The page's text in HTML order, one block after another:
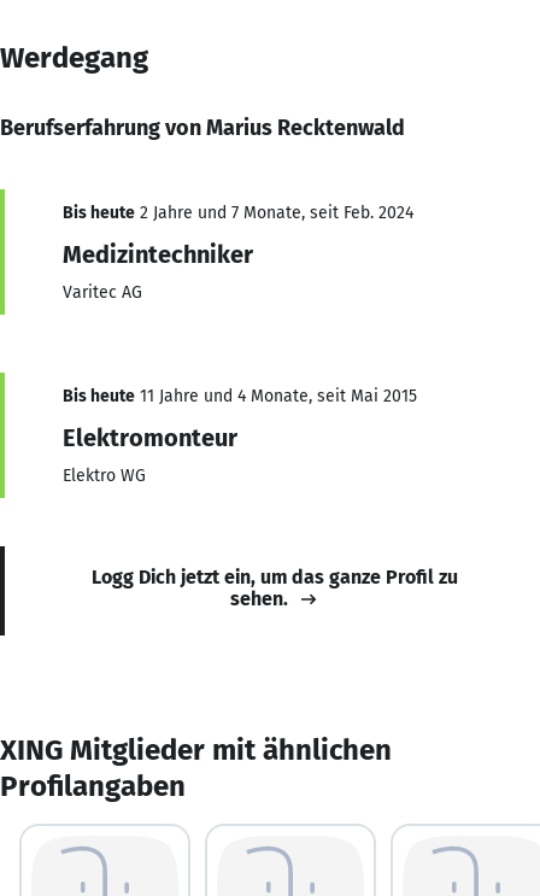
Werdegang
Berufserfahrung von Marius Recktenwald
Bis heute 2 Jahre und 7 Monate, seit Feb. 2024
Medizintechniker
Varitec AG
Bis heute 11 Jahre und 4 Monate, seit Mai 2015
Elektromonteur
Elektro WG
Logg Dich jetzt ein, um das ganze Profil zu
sehen.
XING Mitglieder mit ähnlichen
Profilangaben